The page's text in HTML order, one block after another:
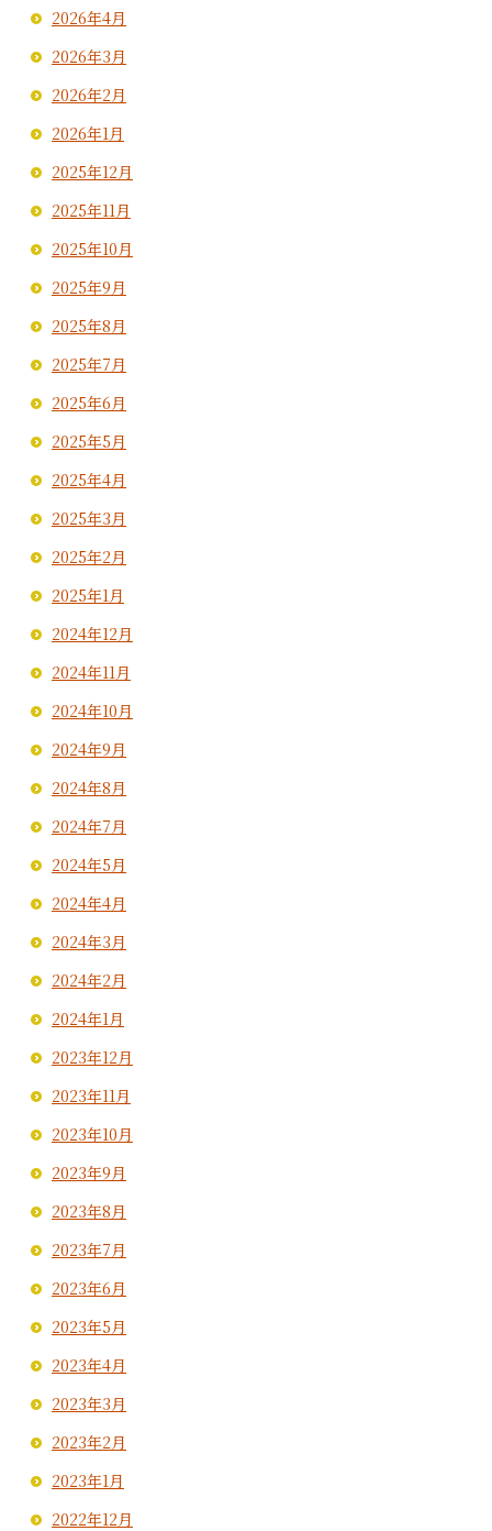
2026年4月
2026年3月
2026年2月
2026年1月
2025年12月
2025年11月
2025年10月
2025年9月
2025年8月
2025年7月
2025年6月
2025年5月
2025年4月
2025年3月
2025年2月
2025年1月
2024年12月
2024年11月
2024年10月
2024年9月
2024年8月
2024年7月
2024年5月
2024年4月
2024年3月
2024年2月
2024年1月
2023年12月
2023年11月
2023年10月
2023年9月
2023年8月
2023年7月
2023年6月
2023年5月
2023年4月
2023年3月
2023年2月
2023年1月
2022年12月